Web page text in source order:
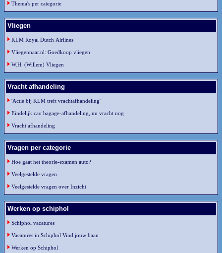
Thema's per categorie
Vliegen
KLM Royal Dutch Airlines
Vliegennaar.nl: Goedkoop vliegen
W.H. (Willem) Vliegen
Vracht afhandeling
'Actie bij KLM treft vrachtafhandeling'
Eindelijk cao bagage-afhandeling, nu vracht nog
Vracht afhandeling
Vragen per categorie
Hoe gaat het theorie-examen auto?
Veelgestelde vragen
Veelgestelde vragen over Inzicht
Werken op schiphol
Schiphol vacatures
Vacatures in Schiphol Vind jouw baan
Werken op Schiphol